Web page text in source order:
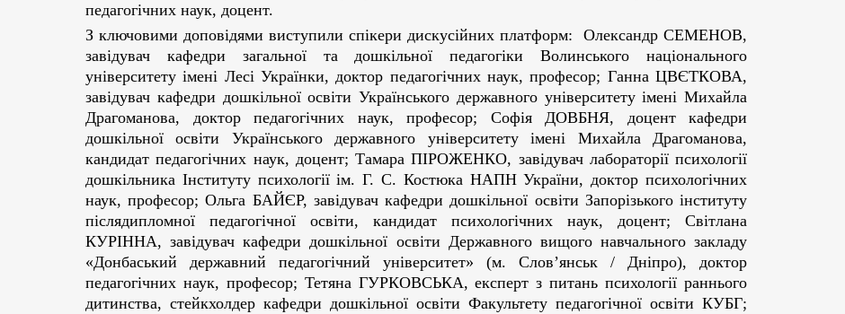
педагогічних наук, доцент.
З ключовими доповідями виступили спікери дискусійних платформ: Олександр СЕМЕНОВ,
завідувач кафедри загальної та дошкільної педагогіки Волинського національного
університету імені Лесі Українки, доктор педагогічних наук, професор; Ганна ЦВЄТКОВА,
завідувач кафедри дошкільної освіти Українського державного університету імені Михайла
Драгоманова, доктор педагогічних наук, професор; Софія ДОВБНЯ, доцент кафедри
дошкільної освіти Українського державного університету імені Михайла Драгоманова,
кандидат педагогічних наук, доцент; Тамара ПІРОЖЕНКО, завідувач лабораторії психології
дошкільника Інституту психології ім. Г. С. Костюка НАПН України, доктор психологічних
наук, професор; Ольга БАЙЄР, завідувач кафедри дошкільної освіти Запорізького інституту
післядипломної педагогічної освіти, кандидат психологічних наук, доцент; Світлана
КУРІННА, завідувач кафедри дошкільної освіти Державного вищого навчального закладу
«Донбаський державний педагогічний університет» (м. Слов’янськ / Дніпро), доктор
педагогічних наук, професор; Тетяна ГУРКОВСЬКА, експерт з питань психології раннього
дитинства, стейкхолдер кафедри дошкільної освіти Факультету педагогічної освіти КУБГ;